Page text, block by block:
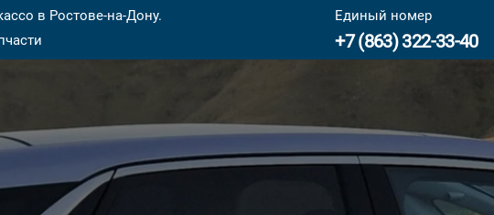
в Ростове-на-Дону.
Единый номер
+7 (863) 322-33-40